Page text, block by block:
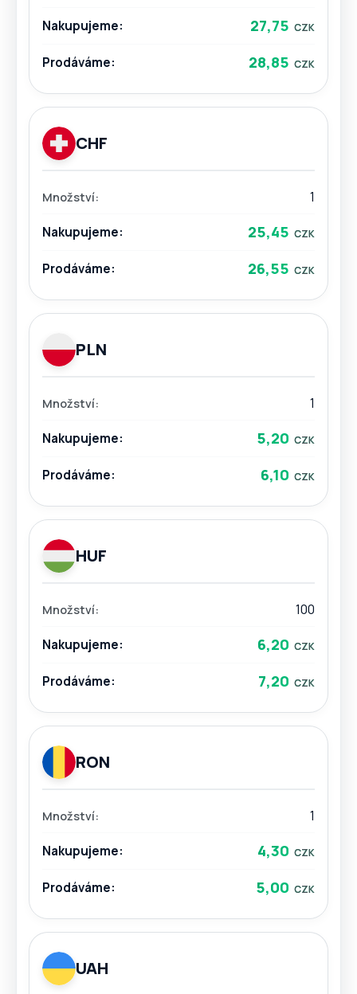
27,75
28,85
CHF
1
25,45
26,55
PLN
1
5,20
6,10
HUF
100
6,20
7,20
RON
1
4,30
5,00
UAH